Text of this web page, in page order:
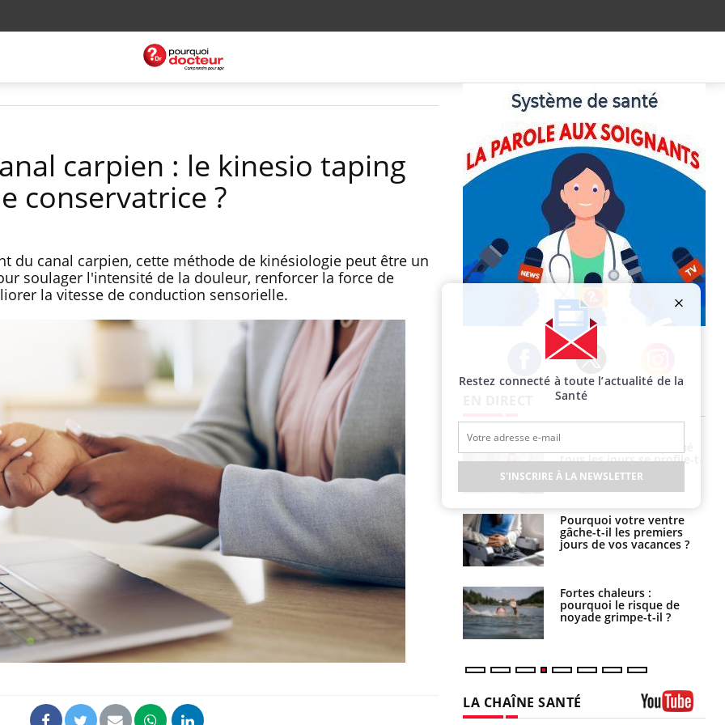
carpien : le kinesio taping
conservatrice ?
du canal carpien, cette méthode de kinésiologie peut être un
soulager l'intensité de la douleur, renforcer la force de
la vitesse de conduction sensorielle.
Facebook Twitter Instagram
Les médicaments GLP-1
protègent-ils aussi les os
Cytomégalovirus : ce qui
change dans la prise en
charge des femmes
enceintes
La sieste empêche-t-elle
tous les jours se profile-t-
elle enfin ?
Pourquoi votre ventre
gâche-t-il les premiers
jours de vos vacances ?
Fortes chaleurs :
pourquoi le risque de
noyade grimpe-t-il ?
freiner la propagation du
cancer ?
Pourquoi manger moins
de protéines pourrait
finalement être bénéfique
Grossesse et chaleur : ce
que dit la science
LA CHAÎNE SANTÉ
Restez connecté à toute l’actualité de la
Santé
S'INSCRIRE À LA NEWSLETTER